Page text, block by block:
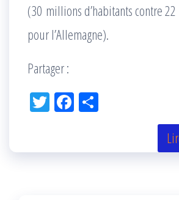
(30 millions d’habitants contre
pour l’Allemagne).
Partager :
Tw Fac
k r